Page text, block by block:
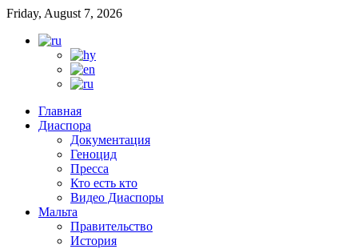
Friday, August 7, 2026
Главная
Диаспора
Документация
Геноцид
Пресса
Кто есть кто
Видео Диаспоры
Мальта
Правительство
История